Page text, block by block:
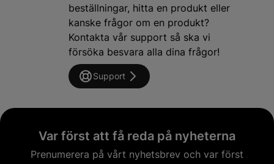
beställningar, hitta en produkt eller
kanske frågor om en produkt?
Kontakta vår support så ska vi
försöka besvara alla dina frågor!
Support
Var först att få reda på nyheterna
Prenumerera på vårt nyhetsbrev och var först